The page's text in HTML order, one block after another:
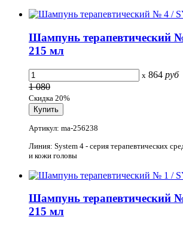
Шампунь терапевтический
215 мл
x 864 руб
1 080
Скидка 20%
Артикул: ma-256238
Линия: System 4 - серия терапевтических
и кожи головы
Шампунь терапевтический
215 мл